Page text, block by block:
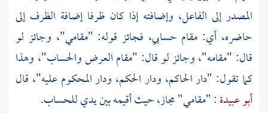
المصدر إلى الفاعل، وإضافته إذا كان ظرفا إضافة الظرف إلى
حاضره، أي: مقام حسابي، فجائز قوله: "مقامي"، وجائز لو
قال: "مقامه"، وجائز لو قال: "مقام العرض والحساب"، وهذا
كما تقول: "دار الحاكم، ودار الحكم، ودار المحكوم عليه"، قال
أبو عبيدة: "مقامي" مجاز، حيث أقيمه بين يدي للحساب.